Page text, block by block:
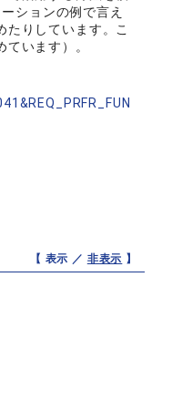
ションの例で言え
りしています。こ
います）。
【 表示 ／ 非表示 】